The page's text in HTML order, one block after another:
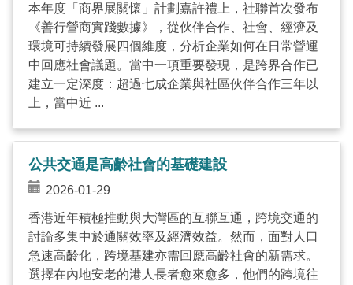
本年度「商界展關懷」計劃嘉許禮上，社聯首次發布
《善行營商實踐數據》，從伙伴合作、社會、經濟及
環境可持續發展四個維度，分析企業如何在日常營運
中回應社會議題。當中一項重要發現，是跨界合作已
建立一定深度：超過七成企業與社區伙伴合作三年以
上，當中近 ...
公共交通是高齡社會的基礎建設
2026-01-29
香港近年積極推動與大灣區的互聯互通，跨境交通的
討論多集中於通關效率及經濟效益。然而，面對人口
急速高齡化，跨境基建亦需回應高齡社會的新需求。
選擇在內地安老的港人長者愈來愈多，他們的跨境往